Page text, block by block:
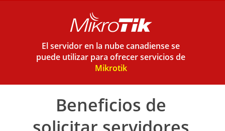
El servidor en la nube canadiense se
puede utilizar para ofrecer servicios de
Mikrotik
Beneficios de